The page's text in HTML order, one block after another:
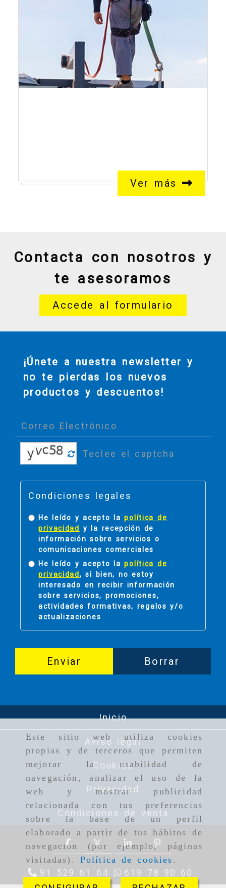
Este sitio web utiliza cookies
propias y de terceros que permiten
mejorar la usabilidad de
navegación, analizar el uso de la
web y mostrar publicidad
relacionada con tus preferencias
sobre la base de un perfil
elaborado a partir de tus hábitos de
navegación (por ejemplo, páginas
visitadas). Política de cookies .
Ver más
Contacta con nosotros y
te asesoramos
Accede al formulario
¡Únete a nuestra newsletter y
no te pierdas los nuevos
productos y descuentos!
Condiciones legales
He leído y acepto lapolítica de
privacidad y la recepción de
información sobre servicios o
comunicaciones comerciales
He leído y acepto lapolítica de
privacidad, si bien, no estoy
interesado en recibir información
sobre servicios, promociones,
actividades formativas, regalos y/o
actualizaciones
Enviar Borrar
Inicio
Aviso legal
Cookies
Privacidad
Condiciones de venta
91 529 61 64 619 78 90 60